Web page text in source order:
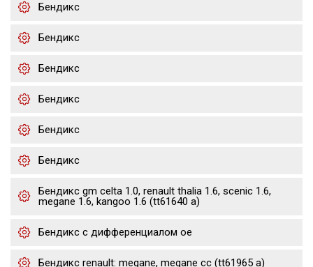
Бендикс
Бендикс
Бендикс
Бендикс
Бендикс
Бендикс
Бендикс gm celta 1.0, renault thalia 1.6, scenic 1.6,
megane 1.6, kangoo 1.6 (tt61640 a)
Бендикс с дифференциалом oe
Бендикс renault: megane, megane cc (tt61965 a)